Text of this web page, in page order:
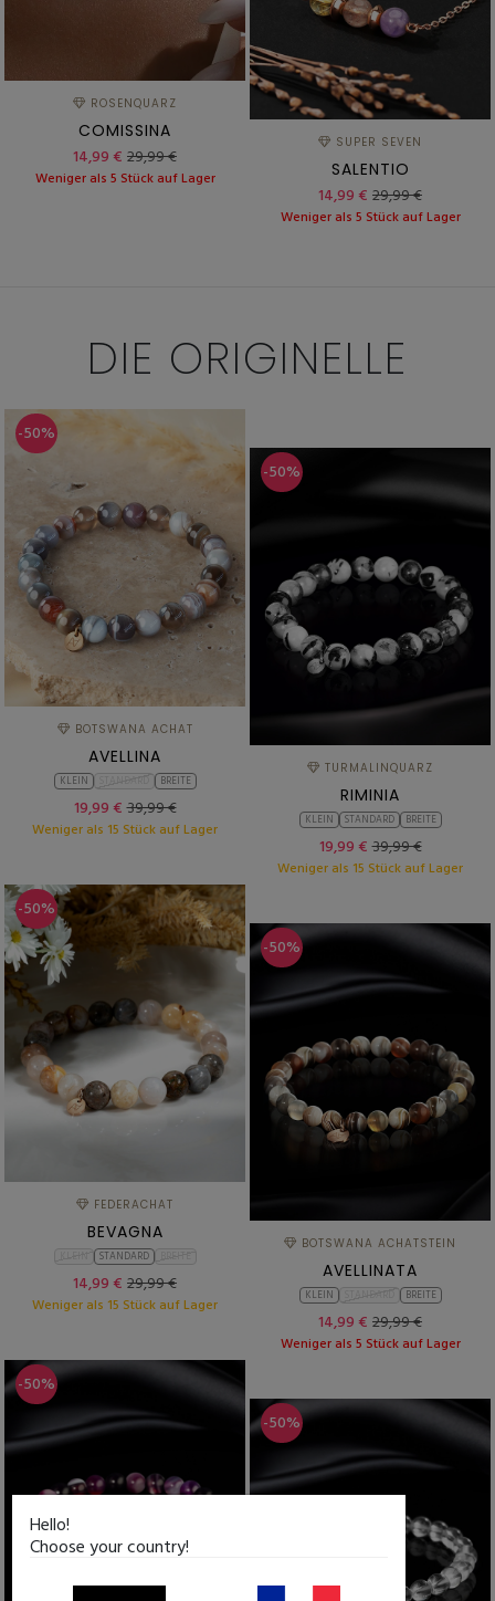
ROSENQUARZ
COMISSINA
14,99 € 29,99 €
Weniger als 5 Stück auf Lager
SUPER SEVEN
SALENTIO
14,99 € 29,99 €
Weniger als 5 Stück auf Lager
DIE ORIGINELLE
-50%
BOTSWANA ACHAT
AVELLINA
KLEIN BREITE
19,99 €39,99 €
Weniger als 15 Stück auf Lager
-50%
TURMALINQUARZ
RIMINIA
KLEIN STANDARD BREITE
19,99 €39,99 €
Weniger als 15 Stück auf Lager
-50%
FEDERACHAT
BEVAGNA
STANDARD
14,99 € 29,99 €
Weniger als 15 Stück auf Lager
-50%
BOTSWANA ACHATSTEIN
AVELLINATA
KLEIN BREITE
14,99 € 29,99 €
Weniger als 5 Stück auf Lager
-50%
-50%
Hello!
Choose your country!